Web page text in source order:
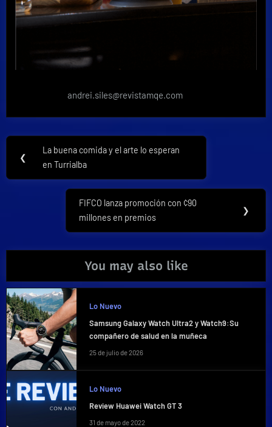
andrei.siles@revistamqe.com
Navegación
de
entradas
❮
Previous
Post:
La buena comida y el arte lo esperan
en Turrialba
Next
Post:
FIFCO lanza promoción con ¢90
millones en premios
❯
You may also like
Lo Nuevo
Samsung Galaxy Watch Ultra2 y Watch9:Su
compañero de salud en la muñeca
25 de julio de 2026
Lo Nuevo
Review Huawei Watch GT 3
31 de mayo de 2022